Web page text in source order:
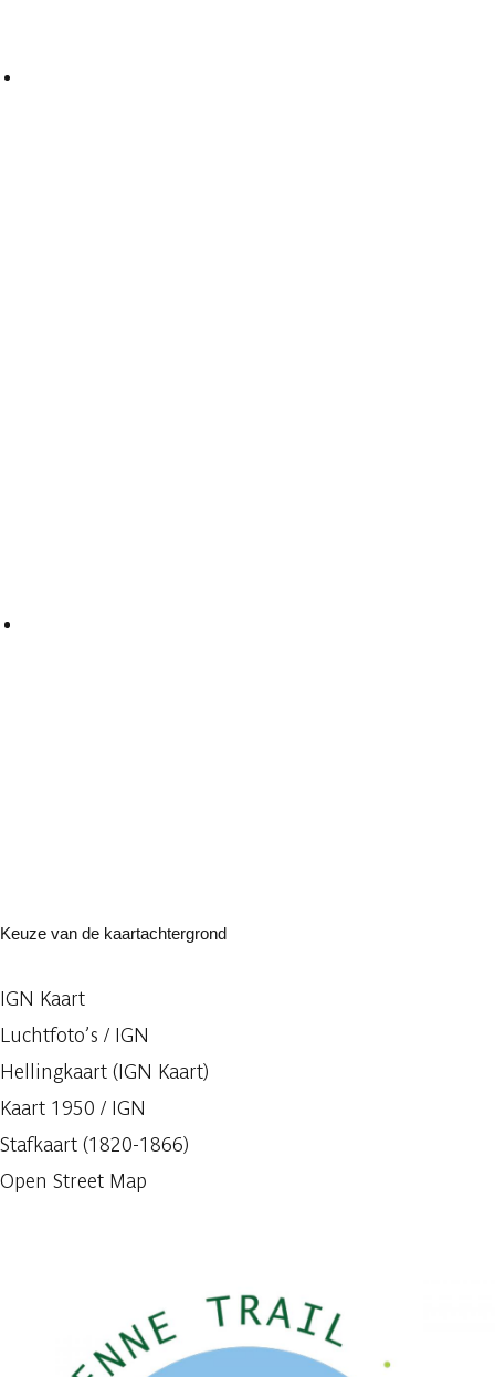
Keuze van de kaartachtergrond
IGN Kaart
Luchtfoto’s / IGN
Hellingkaart (IGN Kaart)
Kaart 1950 / IGN
Stafkaart (1820-1866)
Open Street Map